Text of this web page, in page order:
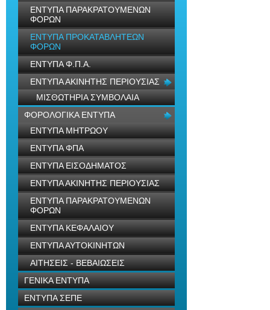
ΕΝΤΥΠΑ ΠΑΡΑΚΡΑΤΟΥΜΕΝΩΝ
ΦΟΡΩΝ
ΕΝΤΥΠΑ ΠΡΟΚΑΤΑΒΛΗΤΕΩΝ
ΦΟΡΩΝ
ΕΝΤΥΠΑ Φ.Π.Α.
ΕΝΤΥΠΑ ΑΚΙΝΗΤΗΣ ΠΕΡΙΟΥΣΙΑΣ
ΜΙΣΘΩΤΗΡΙΑ ΣΥΜΒΟΛΑΙΑ
ΦΟΡΟΛΟΓΙΚΑ ΕΝΤΥΠΑ
ΕΝΤΥΠΑ ΜΗΤΡΩΟΥ
ΕΝΤΥΠΑ ΦΠΑ
ΕΝΤΥΠΑ ΕΙΣΟΔΗΜΑΤΟΣ
ΕΝΤΥΠΑ ΑΚΙΝΗΤΗΣ ΠΕΡΙΟΥΣΙΑΣ
ΕΝΤΥΠΑ ΠΑΡΑΚΡΑΤΟΥΜΕΝΩΝ
ΦΟΡΩΝ
ΕΝΤΥΠΑ ΚΕΦΑΛΑΙΟΥ
ΕΝΤΥΠΑ ΑΥΤΟΚΙΝΗΤΩΝ
ΑΙΤΗΣΕΙΣ - ΒΕΒΑΙΩΣΕΙΣ
ΓΕΝΙΚΑ ΕΝΤΥΠΑ
ΕΝΤΥΠΑ ΣΕΠΕ